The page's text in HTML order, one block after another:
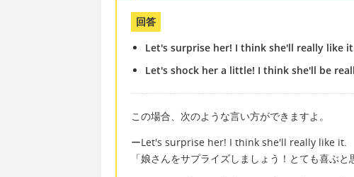
回答
Let's surprise her! I think she'll really like
Let's shock her a little! I think she'll be
この場合、次のような言い方ができますよ。
ーLet's surprise her! I think she'll really like it.
「娘さんをサプライズしましょう！とても喜ぶと